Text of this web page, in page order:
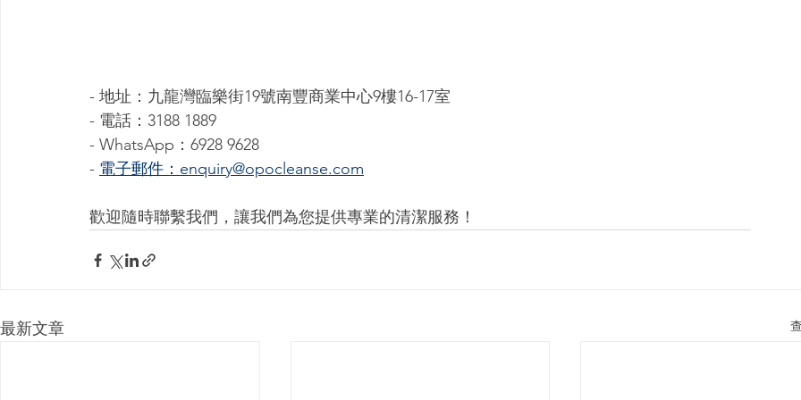
- 地址：九龍灣臨樂街19號南豐商業中心9樓16-17室
- 電話：3188 1889
- WhatsApp：6928 9628
- 電子郵件：enquiry@opocleanse.com
歡迎隨時聯繫我們，讓我們為您提供專業的清潔服務！
最新文章